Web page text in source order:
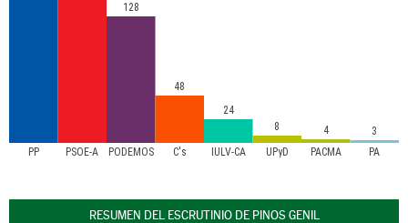
PP PSOE-A PODEMOS C's IULV-CA UPyD PACMA PA
128
48
24
8
4 3
RESUMEN DEL ESCRUTINIO DE PINOS GENIL